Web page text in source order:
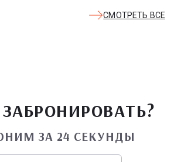
СМОТРЕТЬ ВСЕ
ЗА 24 СЕКУНДЫ